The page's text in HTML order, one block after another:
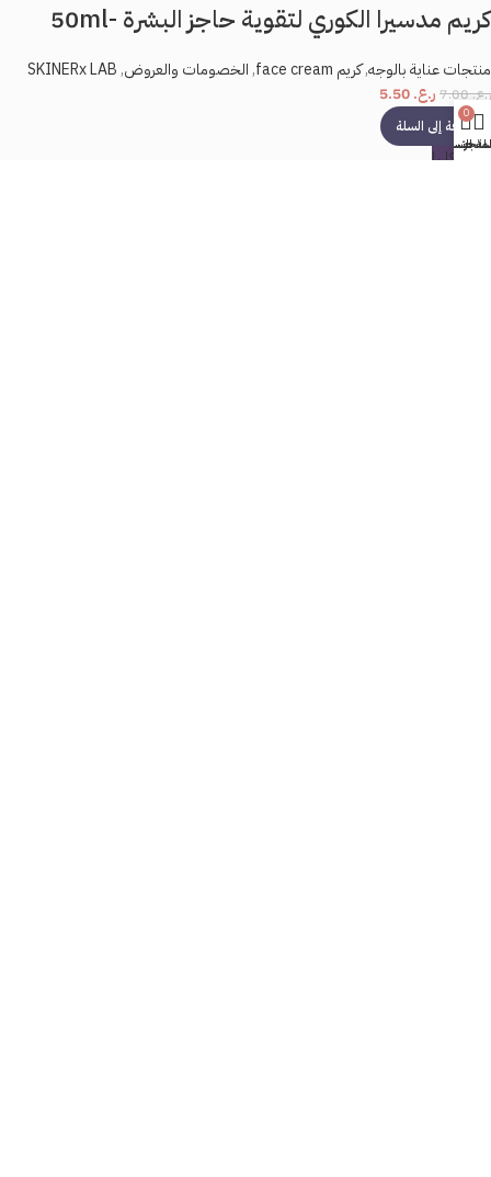
كريم مدسيرا الكوري لتقوية حاجز البشرة -50ml
منتجات عناية بالوجه,كريم face cream ,الخصومات والعروض,
SKINERx LAB
ر.ع.7.00 ر.ع.
إضافة إلى السلة
بيعت كلها
0
التسوق
حسابي